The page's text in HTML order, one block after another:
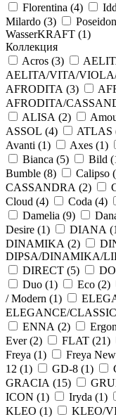
Florentina (4)
Milardo (3)
WasserKRAFT (1)
Коллекция
Acros (3)
AELITA/VITA/
AFRODITA (3)
AFRODITA/
ALISA (2)
ASSOL (4) ATLAS
Avanti (1) Axes (1)
Bianca (5) Bild (
Bumble (8) Calipso (
CASSANDRA (2)
Cloud (4) Coda (4)
Damelia (9)
Desire (1) DIANA (
DINAMIKA (2)
DIPSA/DINAMIKA/
DIRECT (5)
Duo (1) Eco (2)
/ Modern (1)
ELEGANCE/
ENNA (2)
Ever (2) FLAT (21)
Freya (1) Freya
12 (1) GD-8 (1)
GRACIA (15)
ICON (1) Iryda (1)
KLEO (1) KLEO/